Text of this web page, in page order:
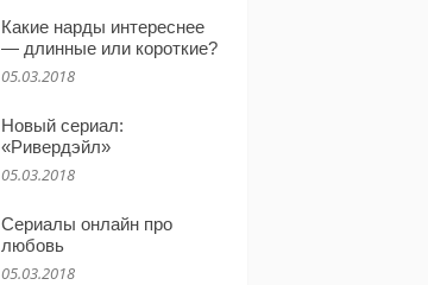
Какие нарды интереснее
— длинные или короткие?
05.03.2018
Новый сериал:
«Ривердэйл»
05.03.2018
Сериалы онлайн про
любовь
05.03.2018